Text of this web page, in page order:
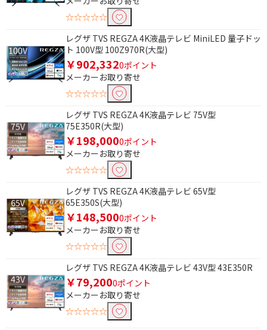
☆☆☆☆☆
レグザ TVS REGZA 4K液晶テレビ MiniLED 量子ドッ
ト 100V型 100Z970R(大型)
￥902,3320ポイント
メーカーお取り寄せ
☆☆☆☆☆
レグザ TVS REGZA 4K液晶テレビ 75V型
75E350R(大型)
￥198,0000ポイント
メーカーお取り寄せ
☆☆☆☆☆
レグザ TVS REGZA 4K液晶テレビ 65V型
65E350S(大型)
￥148,5000ポイント
メーカーお取り寄せ
☆☆☆☆☆
レグザ TVS REGZA 4K液晶テレビ 43V型 43E350R
￥79,2000ポイント
メーカーお取り寄せ
☆☆☆☆☆